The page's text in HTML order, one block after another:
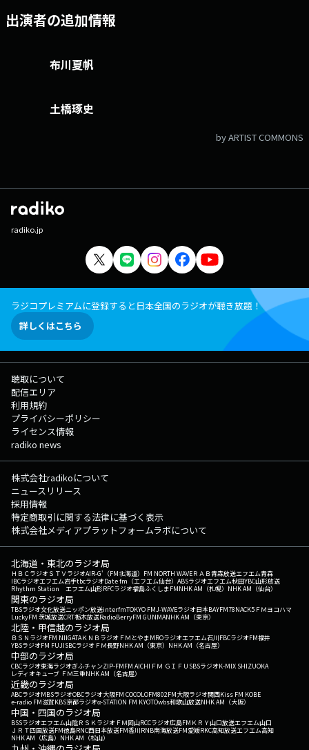
「#ナニフラ807」 Xアカウントは「@fm807」 facebookページは
出演者の追加情報
布川夏帆
土橋琢史
by ARTIST COMMONS
radiko.jp
ラジコプレミアムに登録すると日本全国のラジオが聴き放題！
詳しくはこちら
聴取について
配信エリア
利用規約
プライバシーポリシー
ライセンス情報
radiko news
株式会社radikoについて
ニュースリリース
採用情報
特定商取引に関する法律に基づく表示
株式会社メディアプラットフォームラボについて
北海道・東北のラジオ局
ＨＢＣラジオＳＴＶラジオAIR-G'（FM北海道） FM NORTH WAVEＲＡＢ青森放送エフエム青森
IBCラジオエフエム岩手tbcラジオDate fm（エフエム仙台） ABSラジオエフエム秋田YBC山形放送
Rhythm Station エフエム山形RFCラジオ福島ふくしまFMNHK AM（札幌） NHK AM（仙台）
関東のラジオ局
TBSラジオ文化放送ニッポン放送interfmTOKYO FMJ-WAVEラジオ日本BAYFM78NACK5 ＦＭヨコハマ
LuckyFM 茨城放送CRT栃木放送RadioBerryFM GUNMANHK AM（東京）
北陸・甲信越のラジオ局
ＢＳＮラジオFM NIIGATAＫＮＢラジオ ＦＭとやまMROラジオエフエム石川FBCラジオFM福井
YBSラジオFM FUJISBCラジオ ＦＭ長野NHK AM（東京） NHK AM（名古屋）
中部のラジオ局
CBCラジオ東海ラジオぎふチャンZIP-FMFM AICHI ＦＭ ＧＩＦＵ SBSラジオK-MIX SHIZUOKA
レディオキューブ ＦＭ三重NHK AM（名古屋）
近畿のラジオ局
ABCラジオMBSラジオOBCラジオ大阪FM COCOLOFM802FM大阪ラジオ関西Kiss FM KOBE
e-radio FM滋賀KBS京都ラジオα-STATION FM KYOTOwbs和歌山放送NHK AM（大阪）
中国・四国のラジオ局
BSSラジオエフエム山陰ＲＳＫラジオ ＦＭ岡山RCCラジオ広島FM ＫＲＹ山口放送エフエム山口
ＪＲＴ四国放送FM徳島RNC西日本放送FM香川RNB南海放送FM愛媛RKC高知放送エフエム高知
NHK AM（広島） NHK AM（松山）